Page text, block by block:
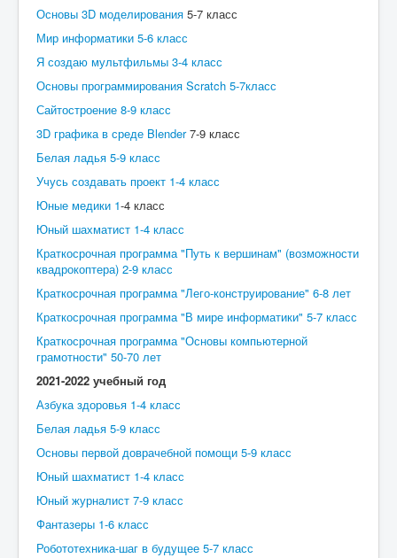
Воспитание
Национальный проект «Образование»
Независимая оценка качества образования
Внедрение целевой модели наставничество
Организация питания
Дошкольная группа
Охрана окружающей среды
Цифровая образовательная среда
Функциональная грамотность
Финансовая грамотность
Родителям
ГТО
Большая перемена
Разговор о важном
Основы 3D моделирования 5-7 класс
Мир информатики 5-6 класс
Я создаю мультфильмы 3-4 класс
Основы программирования Scratch 5-7класс
Сайтостроение 8-9 класс
3D графика в среде Blender7-9 класс
Белая ладья 5-9 класс
Учусь создавать проект 1-4 класс
Юные медики 1-4 класс
Юный шахматист 1-4 класс
Краткосрочная программа "Путь к вершинам" (возможности
квадрокоптера) 2-9 класс
Краткосрочная программа "Лего-конструирование" 6-8 лет
Краткосрочная программа "В мире информатики" 5-7 класс
Краткосрочная программа "Основы компьютерной
грамотности" 50-70 лет
2021-2022 учебный год
Азбука здоровья 1-4 класс
Белая ладья 5-9 класс
Основы первой доврачебной помощи 5-9 класс
Юный шахматист 1-4 класс
Юный журналист 7-9 класс
Фантазеры 1-6 класс
Робототехника-шаг в будущее 5-7 класс